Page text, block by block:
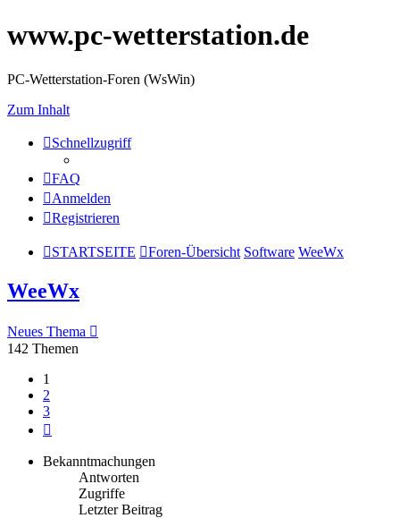
www.pc-wetterstation.de
PC-Wetterstation-Foren (WsWin)
Zum Inhalt
Schnellzugriff
FAQ
Anmelden
Registrieren
STARTSEITE Foren-Übersicht Software WeeWx
WeeWx
Neues Thema
142 Themen
1
2
3
Bekanntmachungen
Antworten
Zugriffe
Letzter Beitrag